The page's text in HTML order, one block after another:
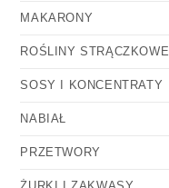
MAKARONY
ROŚLINY STRĄCZKOWE
SOSY I KONCENTRATY
NABIAŁ
PRZETWORY